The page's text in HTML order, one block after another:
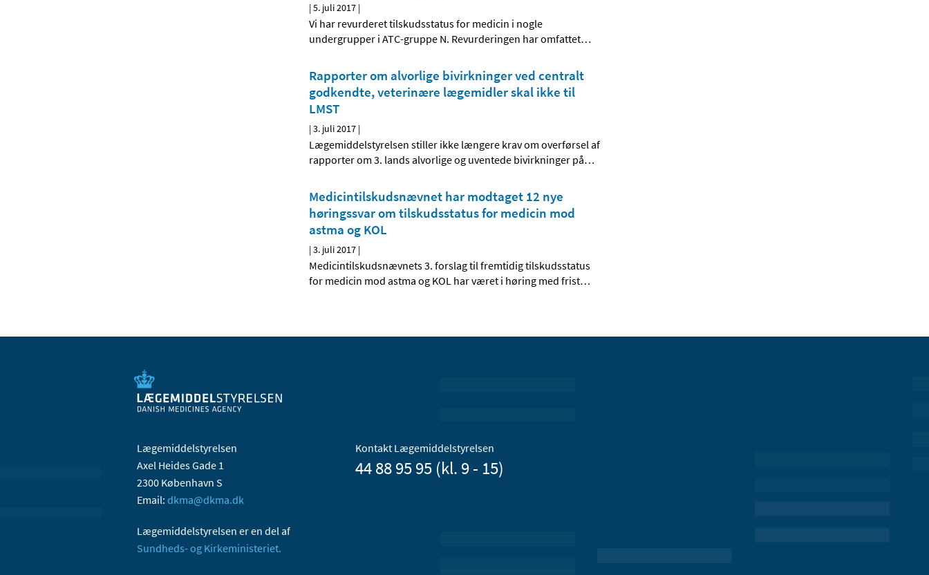
|5. juli 2017 |
Vi har revurderet tilskudsstatus for medicin i nogle
undergrupper i ATC-gruppe N. Revurderingen har omfattet…
Rapporter om alvorlige bivirkninger ved centralt
godkendte, veterinære lægemidler skal ikke til
LMST
|3. juli 2017 |
Lægemiddelstyrelsen stiller ikke længere krav om overførsel af
rapporter om 3. lands alvorlige og uventede bivirkninger på…
Medicintilskudsnævnet har modtaget 12 nye
høringssvar om tilskudsstatus for medicin mod
astma og KOL
|3. juli 2017 |
Medicintilskudsnævnets 3. forslag til fremtidig tilskudsstatus
for medicin mod astma og KOL har været i høring med frist…
Lægemiddelstyrelsen
Axel Heides Gade 1
2300 København S
Email: dkma@dkma.dk
Lægemiddelstyrelsen er en del af
Sundheds- og Kirkeministeriet.
Kontakt Lægemiddelstyrelsen
44 88 95 95 (kl. 9 - 15)